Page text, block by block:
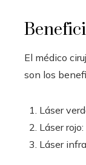
El médico
son los
Láser
Láser
Láser